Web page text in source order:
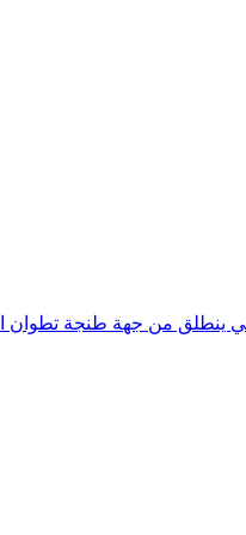
ينطلق من جهة طنجة تطوان